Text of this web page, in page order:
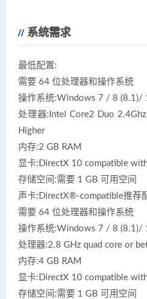
系统需求
最低配置:
需要 64 位处理器和操作系统
操作系统:Windows 7 / 8 (8.1)/
处理器:Intel Core2 Duo
Higher
内存:2 GB RAM
显卡:DirectX 10 compatible
存储空间:需要 1 GB 可用空间
声卡:DirectX®-compatible推荐
需要 64 位处理器和操作系统
操作系统:Windows 7 / 8 (8.1)/
处理器:2.8 GHz quad core or
内存:4 GB RAM
显卡:DirectX 10 compatible
存储空间:需要 1 GB 可用空间